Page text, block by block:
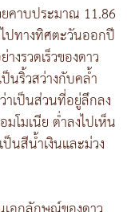
คาบประมาณ 11.86
ปทางทิศตะวันออกปี
รวดเร็วของดาว
นริ้วสว่างกับคล้ำ
เป็นส่วนที่อยู่ลึกลง
โมเนีย ต่ำลงไปเห็น
นสีน้ำเงินและม่วง